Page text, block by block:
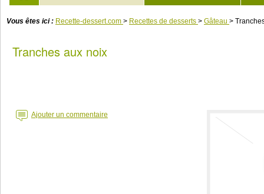
Vous êtes ici : Recette-dessert.com > Recettes de desserts > Gâteau >
Tranches aux noix
Ajouter un commentaire